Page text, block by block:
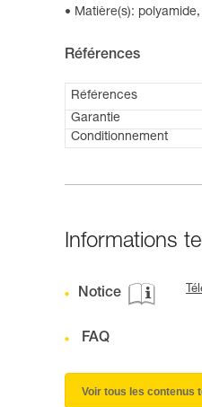
Matière(s):
Références
Références
Garantie
Conditionnement
Informations
Notice
FAQ
Voir tous les contenus